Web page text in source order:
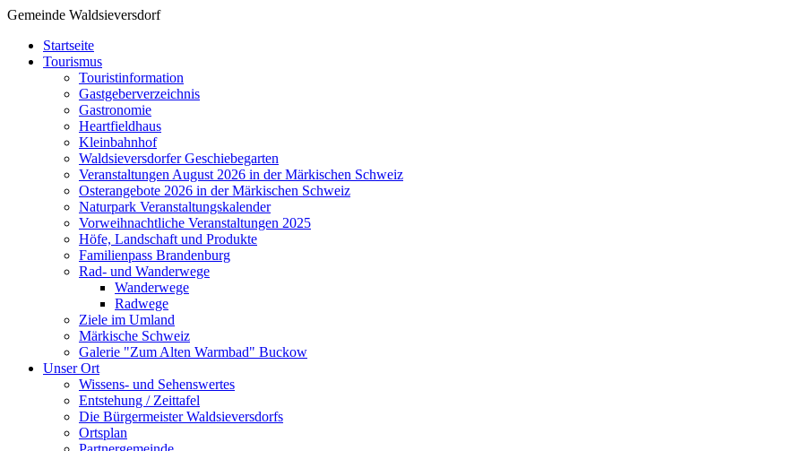
Gemeinde Waldsieversdorf
Startseite
Tourismus
Touristinformation
Gastgeberverzeichnis
Gastronomie
Heartfieldhaus
Kleinbahnhof
Waldsieversdorfer Geschiebegarten
Veranstaltungen August 2026 in der Märkischen Schweiz
Osterangebote 2026 in der Märkischen Schweiz
Naturpark Veranstaltungskalender
Vorweihnachtliche Veranstaltungen 2025
Höfe, Landschaft und Produkte
Familienpass Brandenburg
Rad- und Wanderwege
Wanderwege
Radwege
Ziele im Umland
Märkische Schweiz
Galerie "Zum Alten Warmbad" Buckow
Unser Ort
Wissens- und Sehenswertes
Entstehung / Zeittafel
Die Bürgermeister Waldsieversdorfs
Ortsplan